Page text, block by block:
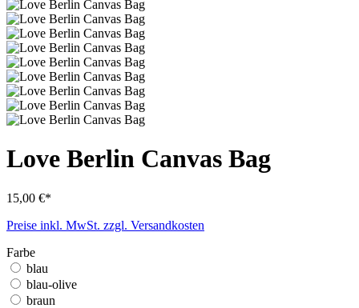
Love Berlin Canvas Bag
15,00 €*
Preise inkl. MwSt. zzgl. Versandkosten
Farbe
blau
blau-olive
braun